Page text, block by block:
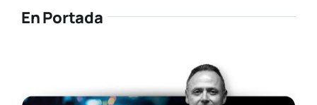
Ya está disponible la nueva edición de
Tendencias Diseño